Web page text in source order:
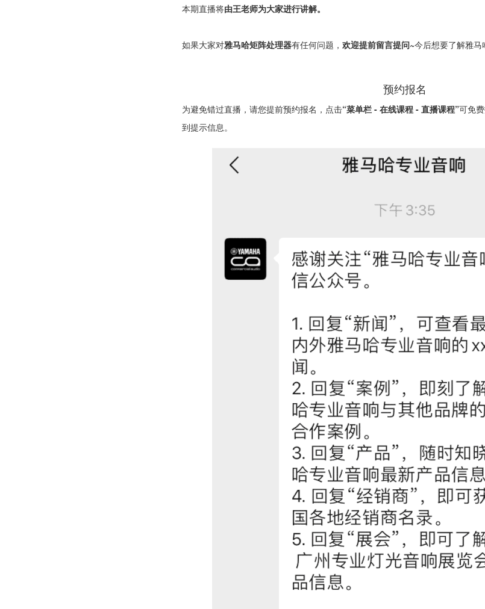
本期直播将由王老师为大家进行讲解。
如果大家对雅马哈矩阵处理器有任何问题， 欢迎提前留言提问~今后想要了解雅马
预约报名
为避免错过直播，请您提前预约报名，点击“菜单栏 - 在线课程 - 直播课程”可免
到提示信息。